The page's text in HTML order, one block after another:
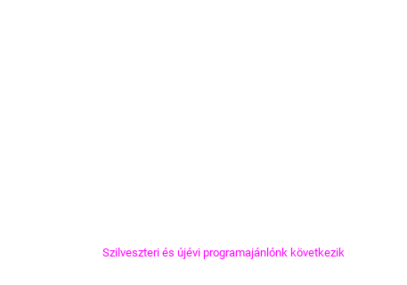
Szilveszteri és újévi programajánlónk következik